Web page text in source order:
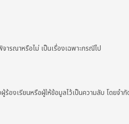
รณาหรือไม่ เป็นเรื่องเฉพาะกรณีไป
งเรียนหรือผู้ให้ข้อมูลไว้เป็นความลับ โดยจำ